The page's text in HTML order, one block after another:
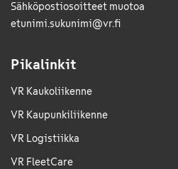
Sähkö­posti­osoitteet muotoa
etunimi.sukunimi@vr.fi
Pikalinkit
VR Kaukoliikenne
VR Kaupunkiliikenne
VR Logistiikka
VR FleetCare